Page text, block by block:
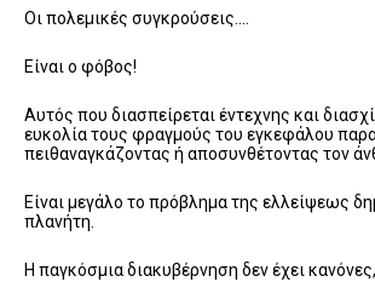
Οι πολεμικές συγκρούσεις….
Είναι ο φόβος!
Αυτός που διασπείρεται έντεχνης και
ευκολία τους φραγμούς του εγκεφάλου
πειθαναγκάζοντας ή αποσυνθέτοντας τον
Είναι μεγάλο το πρόβλημα της ελλείψεως
πλανήτη.
Η παγκόσμια διακυβέρνηση δεν έχει κανόνες,